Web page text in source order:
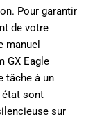
Pour garantir
de votre
manuel
GX Eagle
tâche à un
état sont
sur